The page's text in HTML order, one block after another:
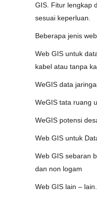
GIS. Fitur lengkap
sesuai keperluan.
Beberapa jenis
Web GIS untuk
kabel atau tanpa
WeGIS data
WeGIS tata ruang
WeGIS potensi
Web GIS untuk
Web GIS sebaran
dan non logam
Web GIS lain – lain.